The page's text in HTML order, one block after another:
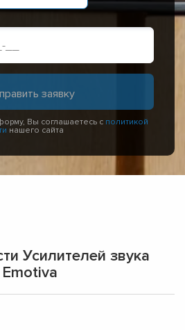
Вы соглашаетесь с политикой
нашего сайта
Усилителей звука
Emotiva